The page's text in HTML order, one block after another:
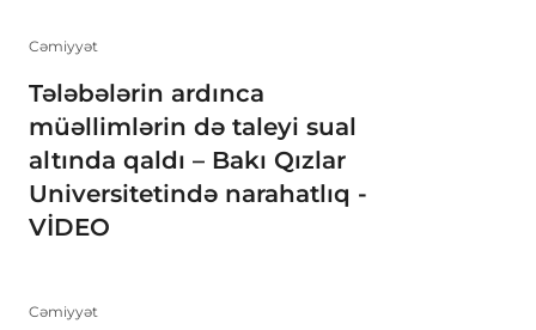
Cəmiyyət
Tələbələrin ardınca
müəllimlərin də taleyi sual
altında qaldı – Bakı Qızlar
Universitetində narahatlıq -
VİDEO
Cəmiyyət